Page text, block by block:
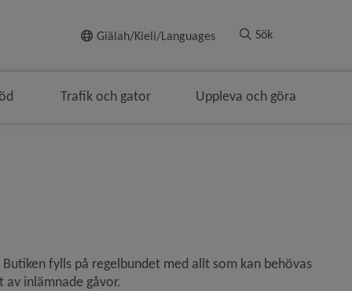
Giälah/Kieli/Languages Sök
Trafik och gator Uppleva och göra
fylls på regelbundet med allt som kan behövas
inlämnade gåvor.